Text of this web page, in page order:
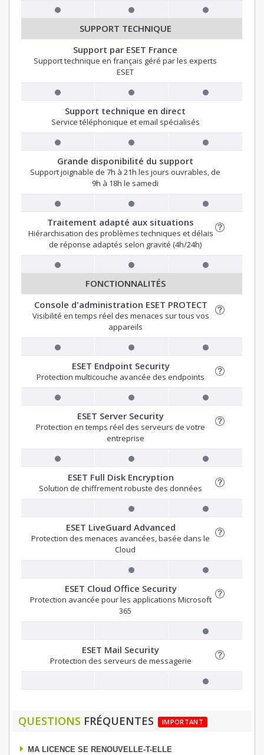
SUPPORT TECHNIQUE
Support par ESET France
Support technique en français géré par les experts
ESET
Support technique en direct
Service téléphonique et email spécialisés
Grande disponibilité du support
Support joignable de 7h à 21h les jours ouvrables, de
9h à 18h le samedi
Traitement adapté aux situations
Hiérarchisation des problèmes techniques et délais
de réponse adaptés selon gravité (4h/24h)
FONCTIONNALITÉS
Console d'administration ESET PROTECT
Visibilité en temps réel des menaces sur tous vos
appareils
ESET Endpoint Security
Protection multicouche avancée des endpoints
ESET Server Security
Protection en temps réel des serveurs de votre
entreprise
ESET Full Disk Encryption
Solution de chiffrement robuste des données
ESET LiveGuard Advanced
Protection des menaces avancées, basée dans le
Cloud
ESET Cloud Office Security
Protection avancée pour les applications Microsoft
365
ESET Mail Security
Protection des serveurs de messagerie
QUESTIONS FRÉQUENTES IMPORTANT
MA LICENCE SE RENOUVELLE-T-ELLE